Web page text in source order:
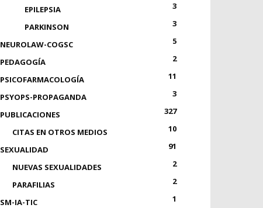
EPILEPSIA
3
PARKINSON
3
NEUROLAW-COGSC
5
PEDAGOGÍA
2
PSICOFARMACOLOGÍA
11
PSYOPS-PROPAGANDA
3
PUBLICACIONES
327
CITAS EN OTROS MEDIOS
10
SEXUALIDAD
91
NUEVAS SEXUALIDADES
2
PARAFILIAS
2
SM-IA-TIC
1